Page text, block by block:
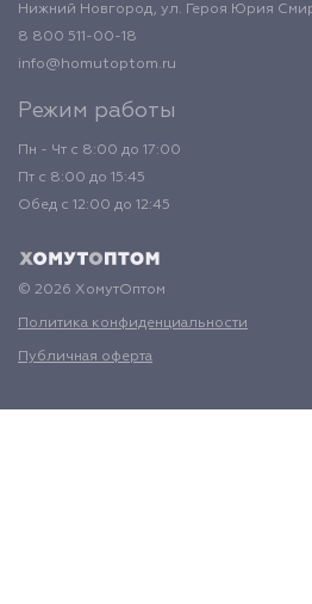
Нижний Новгород, ул. Героя Юрия
8 800 511-00-18
info@homutoptom.ru
Режим работы
Пн - Чт с 8:00 до 17:00
Пт с 8:00 до 15:45
Обед с 12:00 до 12:45
© 2026 ХомутОптом
Политика конфиденциальности
Публичная оферта